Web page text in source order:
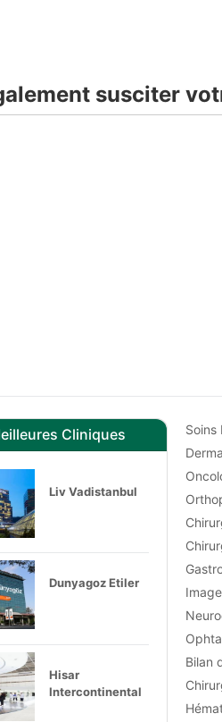
susciter
Cliniques
Liv Vadistanbul
Dunyagoz Etiler
Hisar
Intercontinental
Soins
Bilan